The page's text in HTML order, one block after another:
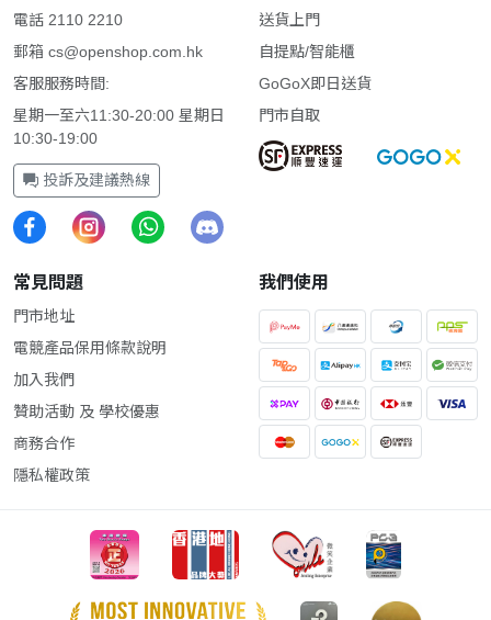
電話 2110 2210
郵箱 cs@openshop.com.hk
客服服務時間:
星期一至六11:30-20:00 星期日
10:30-19:00
投訴及建議熱線
送貨上門
自提點/智能櫃
GoGoX即日送貨
門市自取
常見問題
門市地址
電競產品保用條款說明
加入我們
贊助活動 及 學校優惠
商務合作
隱私權政策
我們使用